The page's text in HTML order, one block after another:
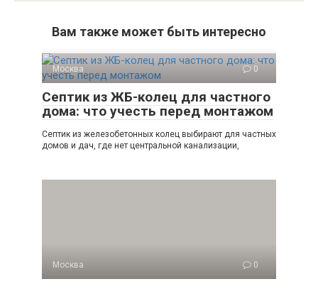
Вам также может быть интересно
Москва 0
Септик из ЖБ-колец для частного
дома: что учесть перед монтажом
Септик из железобетонных колец выбирают для частных
домов и дач, где нет центральной канализации,
Москва 0